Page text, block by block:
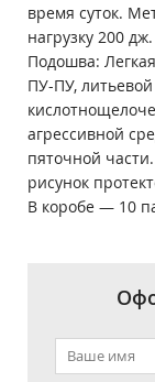
время суток.
нагрузку 200 дж.
Подошва:
ПУ-ПУ,
агрессивной
пяточной
рисунок
В коробе ― 10